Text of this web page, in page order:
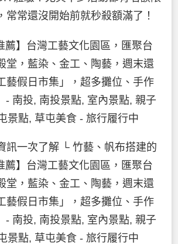
常常還沒開始前就秒殺額滿了！
訊一次了解 └ 竹藝、帆布搭建的